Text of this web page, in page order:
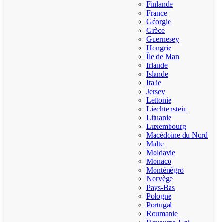
Finlande
France
Géorgie
Grèce
Guernesey
Hongrie
Île de Man
Irlande
Islande
Italie
Jersey
Lettonie
Liechtenstein
Lituanie
Luxembourg
Macédoine du Nord
Malte
Moldavie
Monaco
Monténégro
Norvège
Pays-Bas
Pologne
Portugal
Roumanie